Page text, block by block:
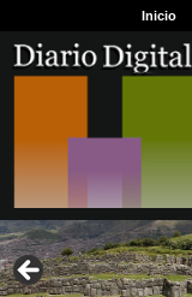
Inicio